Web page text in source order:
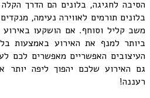
הסיבה לחגיגה, בלונים הם הדרך
בלונים תורמים לאווירה נעימה,
משב קליל וסוחף. אם הושקעו
ביותר למנף את האירוע באמצעות
העיצובים האפשריים מאפשרים לכם
גם האירוע שלכם יהפוך ליפה יותר
רעננה!